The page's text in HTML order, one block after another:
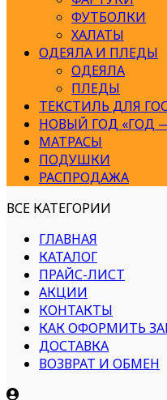
ФУТБОЛКИ
ХАЛАТЫ
ОДЕЯЛА И ПЛЕДЫ
ОДЕЯЛА
ПЛЕДЫ
ТЕКСТИЛЬ ДЛЯ
НОВЫЙ ГОД «ГОД
МАТРАСЫ
ПОДУШКИ
РАСПРОДАЖА
ВСЕ КАТЕГОРИИ
ГЛАВНАЯ
КАТАЛОГ
ПРАЙС-ЛИСТ
АКЦИИ
КОНТАКТЫ
КАК ОФОРМИТЬ
ДОСТАВКА
ВОЗВРАТ И ОБМЕН